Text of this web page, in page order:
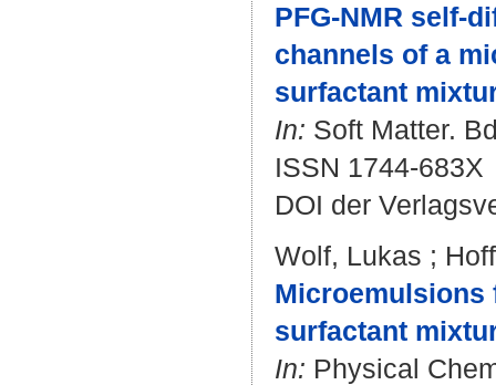
PFG-NMR self-
channels of a
surfactant
In: Soft Matter.
ISSN 1744-683X
DOI der
Wolf, Lukas ;
surfactant
In: Physical